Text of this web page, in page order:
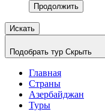
Продолжить
Искать
Подобрать тур Скрыть
Главная
Страны
Азербайджан
Туры